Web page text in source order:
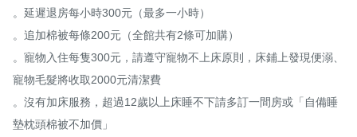
。延遲退房每小時300元（最多一小時）
。追加棉被每條200元（全館共有2條可加購）
。寵物入住每隻300元，請遵守寵物不上床原則，床鋪上發現便溺、
寵物毛髮將收取2000元清潔費
。沒有加床服務，超過12歲以上床睡不下請多訂一間房或「自備睡
墊枕頭棉被不加價」